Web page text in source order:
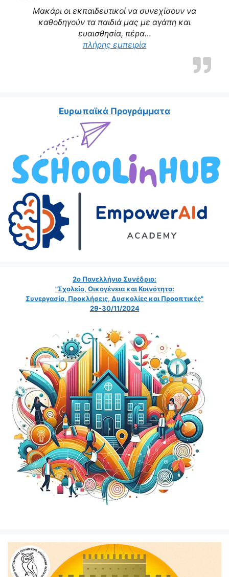
Μακάρι οι εκπαιδευτικοί να συνεχίσουν να
καθοδηγούν τα παιδιά μας με αγάπη και
ευαισθησία, πέρα…
πλήρης εμπειρία
Ευρωπαϊκά Προγράμματα
2ο Πανελλήνιο Συνέδριο:
"Σχολείο, Οικογένεια και Κοινότητα:
Συνεργασία, Προκλήσεις, Δυσκολίες και Προοπτικές"
29-30/11/2024